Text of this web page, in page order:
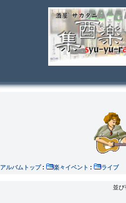
アルバムトップ: 楽々イベント :
並